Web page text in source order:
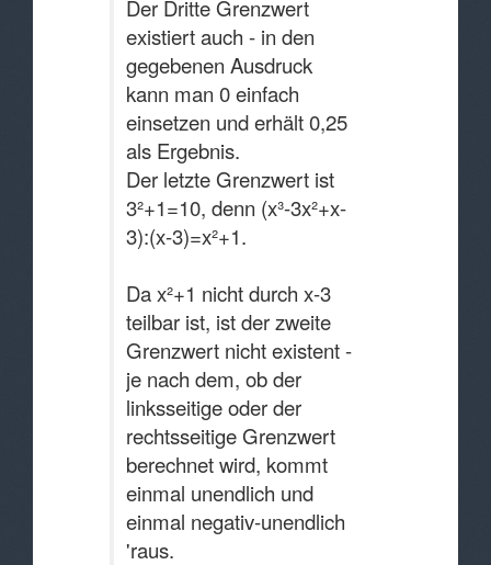
Der Dritte Grenzwert
existiert auch - in den
gegebenen Ausdruck
kann man 0 einfach
einsetzen und erhält 0,25
als Ergebnis.
Der letzte Grenzwert ist
3²+1=10, denn (x³-3x²+x-
3):(x-3)=x²+1.
Da x²+1 nicht durch x-3
teilbar ist, ist der zweite
Grenzwert nicht existent -
je nach dem, ob der
linksseitige oder der
rechtsseitige Grenzwert
berechnet wird, kommt
einmal unendlich und
einmal negativ-unendlich
'raus.